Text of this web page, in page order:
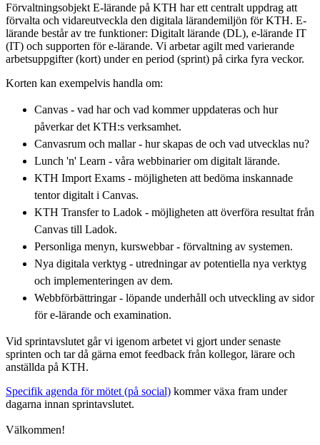
Förvaltningsobjekt E-lärande på KTH har ett centralt uppdrag att
förvalta och vidareutveckla den digitala lärandemiljön för KTH. E-
lärande består av tre funktioner: Digitalt lärande (DL), e-lärande IT
(IT) och supporten för e-lärande. Vi arbetar agilt med varierande
arbetsuppgifter (kort) under en period (sprint) på cirka fyra veckor.
Korten kan exempelvis handla om:
Canvas - vad har och vad kommer uppdateras och hur
påverkar det KTH:s verksamhet.
Canvasrum och mallar - hur skapas de och vad utvecklas nu?
Lunch 'n' Learn - våra webbinarier om digitalt lärande.
KTH Import Exams - möjligheten att bedöma inskannade
tentor digitalt i Canvas.
KTH Transfer to Ladok - möjligheten att överföra resultat från
Canvas till Ladok.
Personliga menyn, kurswebbar - förvaltning av systemen.
Nya digitala verktyg - utredningar av potentiella nya verktyg
och implementeringen av dem.
Webbförbättringar - löpande underhåll och utveckling av sidor
för e-lärande och examination.
Vid sprintavslutet går vi igenom arbetet vi gjort under senaste
sprinten och tar då gärna emot feedback från kollegor, lärare och
anställda på KTH.
Specifik agenda för mötet (på social) kommer växa fram under
dagarna innan sprintavslutet.
Välkommen!